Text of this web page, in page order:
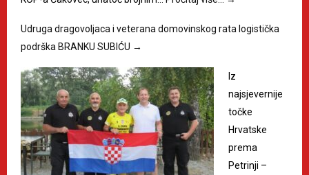
Udruga dragovoljaca i veterana domovinskog rata logistička
podrška BRANKU SUBIĆU →
Iz
najsjevernije
točke
Hrvatske
prema
Petrinji –